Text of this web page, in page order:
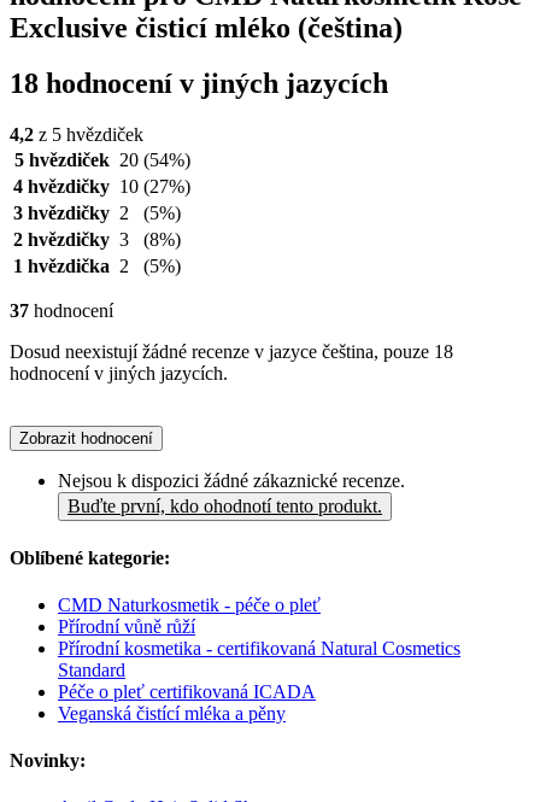
Exclusive čisticí mléko (čeština)
18 hodnocení v jiných jazycích
4,2 z 5 hvězdiček
5 hvězdiček 20 (54%)
4 hvězdičky 10 (27%)
3 hvězdičky 2
(5%)
2 hvězdičky 3
(8%)
1 hvězdička 2 (5%)
37 hodnocení
Dosud neexistují žádné recenze v jazyce čeština, pouze 18
hodnocení v jiných jazycích.
Zobrazit hodnocení
Nejsou k dispozici žádné zákaznické recenze.
Buďte první, kdo ohodnotí tento produkt.
Oblíbené kategorie:
CMD Naturkosmetik - péče o pleť
Přírodní vůně růží
Přírodní kosmetika - certifikovaná Natural Cosmetics
Standard
Péče o pleť certifikovaná ICADA
Veganská čistící mléka a pěny
Novinky: